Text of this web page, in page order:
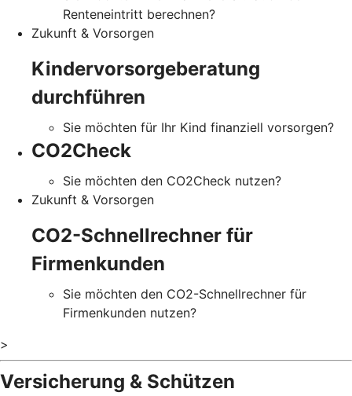
Renteneintritt berechnen?
Zukunft & Vorsorgen
Kindervorsorgeberatung
durchführen
Sie möchten für Ihr Kind finanziell vorsorgen?
CO2Check
Sie möchten den CO2Check nutzen?
Zukunft & Vorsorgen
CO2-Schnellrechner für
Firmenkunden
Sie möchten den CO2-Schnellrechner für
Firmenkunden nutzen?
>
Versicherung & Schützen